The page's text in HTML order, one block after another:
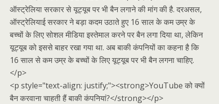
ऑस्ट्रेलिया सरकार से यूट्यूब पर भी बैन लगाने की मांग की है. दरअसल,
ऑस्ट्रेलियाई सरकार ने बड़ा कदम उठाते हुए 16 साल के कम उम्र के
बच्चों के लिए सोशल मीडिया इस्तेमाल करने पर बैन लगा दिया था, लेकिन
यूट्यूब को इससे बाहर रखा गया था. अब बाकी कंपनियों का कहना है कि
16 साल से कम उम्र के बच्चों के लिए यूट्यूब पर भी बैन लगना चाहिए.
</p>
<p style="text-align: justify;"><strong>YouTube को क्यों
बैन करवाना चाहती हैं बाकी कंपनियां?</strong></p>